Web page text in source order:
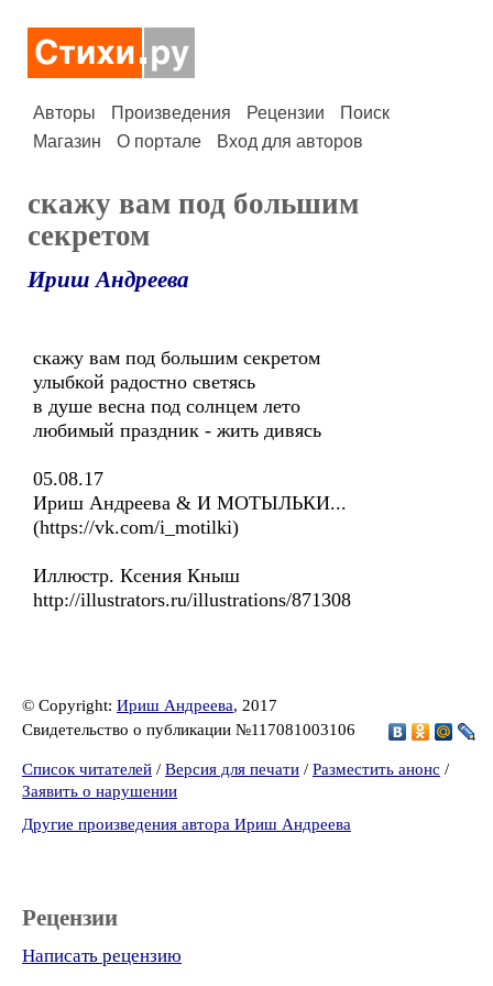
Авторы Произведения Рецензии
Поиск
Магазин
О портале Вход для авторов
скажу вам под большим
секретом
Ириш Андреева
скажу вам под большим секретом
улыбкой радостно светясь
в душе весна под солнцем лето
любимый праздник - жить дивясь
05.08.17
Ириш Андреева & И МОТЫЛЬКИ...
(https://vk.com/i_motilki)
Иллюстр. Ксения Кныш
http://illustrators.ru/illustrations/871308
© Copyright: Ириш Андреева, 2017
Свидетельство о публикации №117081003106
Список читателей / Версия для печати / Разместить анонс /
Заявить о нарушении
Другие произведения автора Ириш Андреева
Рецензии
Написать рецензию